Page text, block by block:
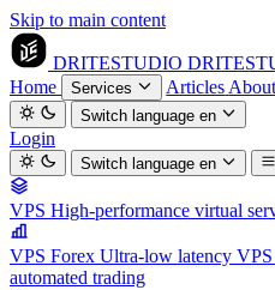
Skip to main content
DRITESTUDIO
Home
Services Articles
Switch languageen
Login
Switch languageen
VPS High-performance virtual
VPS Forex Ultra-low latency
automated trading